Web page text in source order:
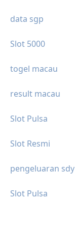
data sgp
Slot 5000
togel macau
result macau
Slot Pulsa
Slot Resmi
pengeluaran sdy
Slot Pulsa